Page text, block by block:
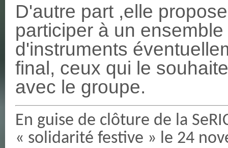
D'autre part ,elle
participer à un
d'instruments
final, ceux qui le
avec le groupe.
En guise de clôture de la
« solidarité festive » le 24